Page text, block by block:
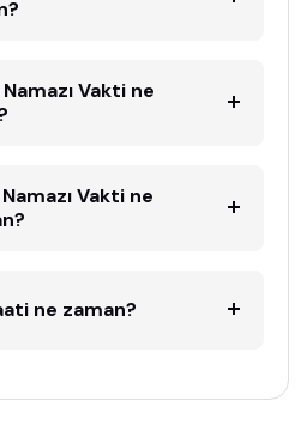
Vakti ne
Namazı Vakti ne
ne zaman?